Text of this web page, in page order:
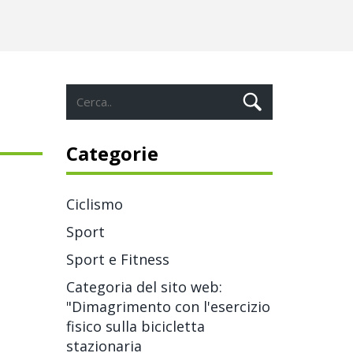
Categorie
Ciclismo
Sport
Sport e Fitness
Categoria del sito web:
"Dimagrimento con l'esercizio
fisico sulla bicicletta
stazionaria